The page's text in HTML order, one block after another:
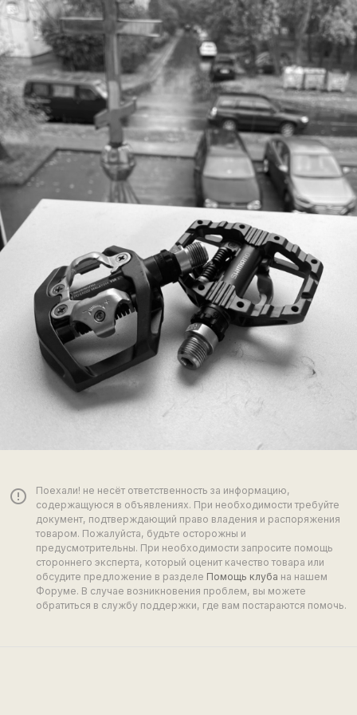
error_outline
Поехали! не несёт ответственность за информацию,
содержащуюся в объявлениях. При необходимости требуйте
документ, подтверждающий право владения и распоряжения
товаром. Пожалуйста, будьте осторожны и
предусмотрительны. При необходимости запросите помощь
стороннего эксперта, который оценит качество товара или
обсудите предложение в разделе Помощь клуба на нашем
Форуме. В случае возникновения проблем, вы можете
обратиться в службу поддержки, где вам постараются помочь.